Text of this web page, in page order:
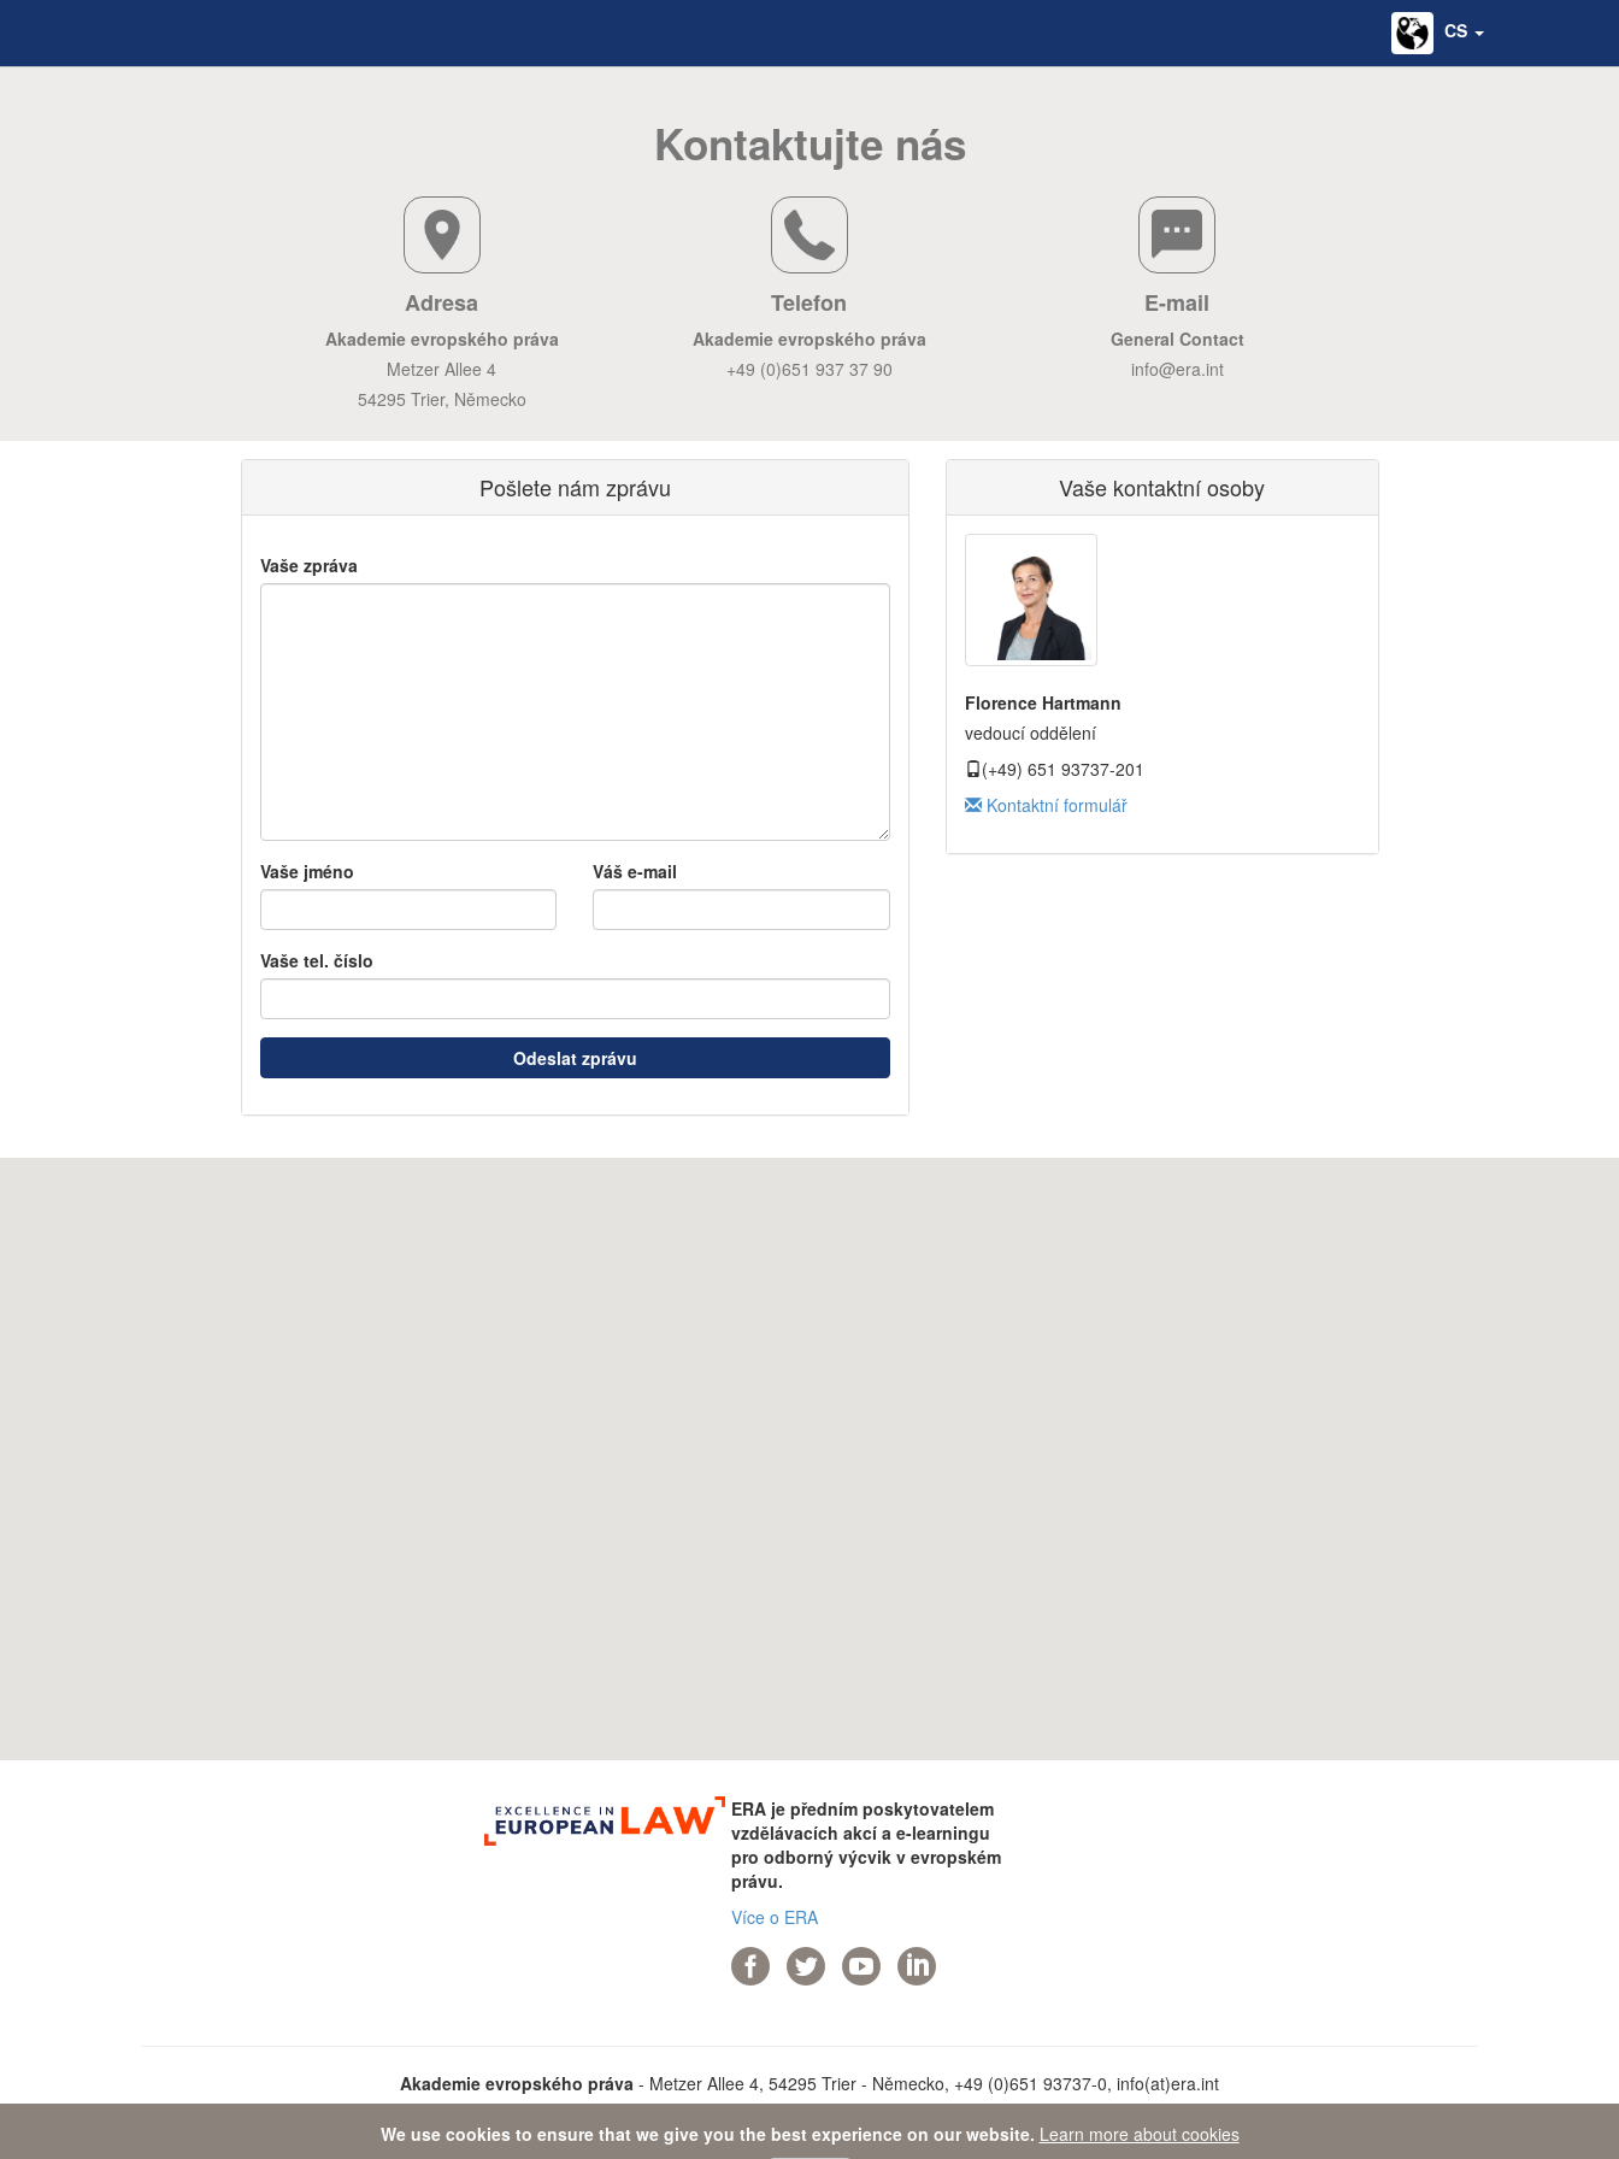
CS
Kontaktujte nás
Adresa
Akademie evropského práva
Metzer Allee 4
54295 Trier, Německo
Telefon
Akademie evropského práva
+49 (0)651 937 37 90
E-mail
General Contact
info@era.int
Pošlete nám zprávu
Vaše zpráva
Vaše jméno Váš e-mail
Vaše tel. číslo
Odeslat zprávu
Vaše kontaktní osoby
Florence Hartmann
vedoucí oddělení
(+49) 651 93737-201
Kontaktní formulář
We use cookies to ensure that we give you the best experience on our website. Learn more about cookies
ERA je předním poskytovatelem
vzdělávacích akcí a e-learningu
pro odborný výcvik v evropském
právu.
Více o ERA
Akademie evropského práva - Metzer Allee 4, 54295 Trier - Německo, +49 (0)651 93737-0, info(at)era.int